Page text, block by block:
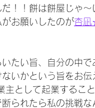
！！餅は餅屋じゃ～
お願いしたのが杏
たい旨、自分の中で
いかという旨をお伝
主として起業するこ
られたら私の挑戦な